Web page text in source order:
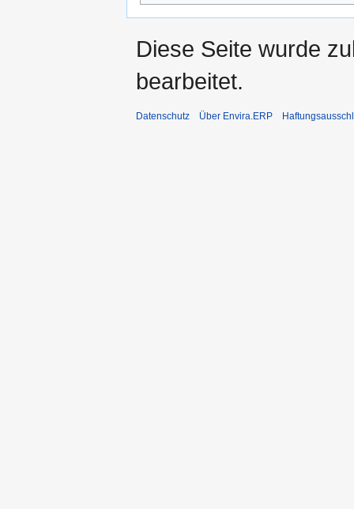
Diese Seite wurde
bearbeitet.
Datenschutz Über Envira.ERP